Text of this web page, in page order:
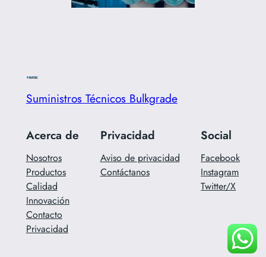
Suministros Técnicos Bulkgrade
Acerca de
Nosotros
Productos
Calidad
Innovación
Contacto
Privacidad
Privacidad
Aviso de privacidad
Contáctanos
Social
Facebook
Instagram
Twitter/X